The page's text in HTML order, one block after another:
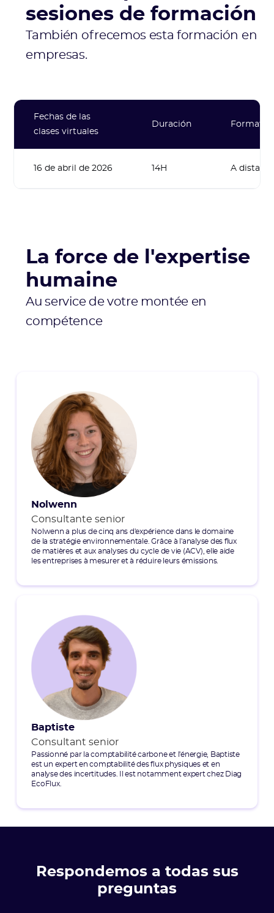
sesiones de formación
También ofrecemos esta formación en
empresas.
Fechas de las
clases virtuales
Duración Formato
16 de abril de 2026 14H A
La force de l'expertise
humaine
Au service de votre montée en
compétence
Nolwenn
Consultante senior
Nolwenn a plus de cinq ans d'expérience dans le domaine
de la stratégie environnementale. Grâce à l'analyse des flux
de matières et aux analyses du cycle de vie (ACV), elle aide
les entreprises à mesurer et à réduire leurs émissions.
Baptiste
Consultant senior
Passionné par la comptabilité carbone et l'énergie, Baptiste
est un expert en comptabilité des flux physiques et en
analyse des incertitudes. Il est notamment expert chez Diag
EcoFlux.
Respondemos a todas sus
preguntas